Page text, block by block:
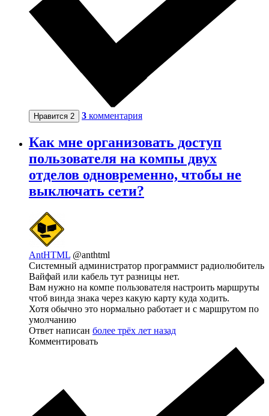
Нравится 2 3 комментария
Как мне организовать доступ
пользователя на компы двух
отделов одновременно, чтобы не
выключать сети?
AntHTML @anthtml
Системный администратор программист радиолюбитель
Вайфай или кабель тут разницы нет.
Вам нужно на компе пользователя настроить маршруты
чтоб винда знака через какую карту куда ходить.
Хотя обычно это нормально работает и с маршрутом по
умолчанию
Ответ написан более трёх лет назад
Комментировать